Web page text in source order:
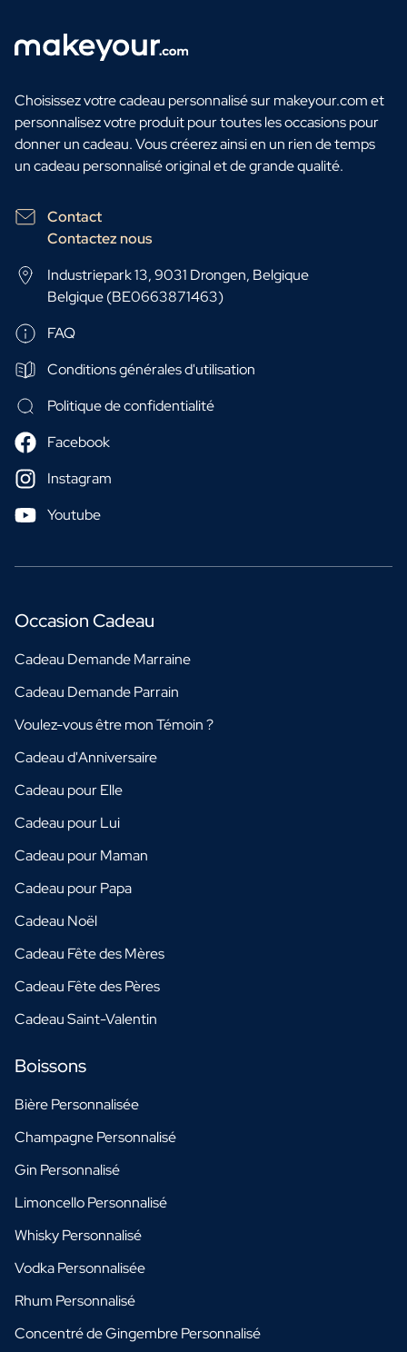
Choisissez votre cadeau personnalisé sur makeyour.com et
personnalisez votre produit pour toutes les occasions pour
donner un cadeau. Vous créerez ainsi en un rien de temps
un cadeau personnalisé original et de grande qualité.
Contact
Contactez nous
Industriepark 13, 9031 Drongen, Belgique
Belgique (BE0663871463)
FAQ
Conditions générales d'utilisation
Politique de confidentialité
Facebook
Instagram
Youtube
Occasion Cadeau
Cadeau Demande Marraine
Cadeau Demande Parrain
Voulez-vous être mon Témoin ?
Cadeau d'Anniversaire
Cadeau pour Elle
Cadeau pour Lui
Cadeau pour Maman
Cadeau pour Papa
Cadeau Noël
Cadeau Fête des Mères
Cadeau Fête des Pères
Cadeau Saint-Valentin
Boissons
Bière Personnalisée
Champagne Personnalisé
Gin Personnalisé
Limoncello Personnalisé
Whisky Personnalisé
Vodka Personnalisée
Rhum Personnalisé
Concentré de Gingembre Personnalisé